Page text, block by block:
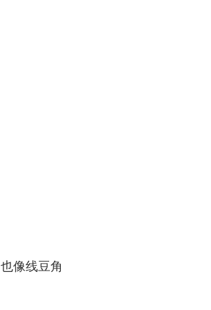
也像线豆角